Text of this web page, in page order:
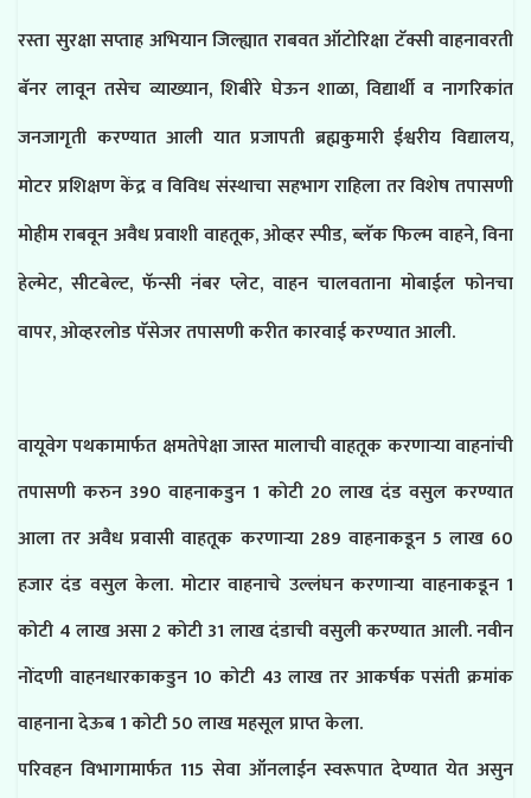
रस्ता सुरक्षा सप्ताह अभियान जिल्ह्यात राबवत ऑटोरिक्षा टॅक्सी वाहनावरती
बॅनर लावून तसेच व्याख्यान, शिबीरे घेऊन शाळा, विद्यार्थी व नागरिकांत
जनजागृती करण्यात आली यात प्रजापती ब्रह्मकुमारी ईश्वरीय विद्यालय,
मोटर प्रशिक्षण केंद्र व विविध संस्थाचा सहभाग राहिला तर विशेष तपासणी
मोहीम राबवून अवैध प्रवाशी वाहतूक, ओव्हर स्पीड, ब्लॅक फिल्म वाहने, विना
हेल्मेट, सीटबेल्ट, फॅन्सी नंबर प्लेट, वाहन चालवताना मोबाईल फोनचा
वापर, ओव्हरलोड पॅसेजर तपासणी करीत कारवाई करण्यात आली.
वायूवेग पथकामार्फत क्षमतेपेक्षा जास्त मालाची वाहतूक करणाऱ्या वाहनांची
तपासणी करुन 390 वाहनाकडुन 1 कोटी 20 लाख दंड वसुल करण्यात
आला तर अवैध प्रवासी वाहतूक करणाऱ्या 289 वाहनाकडून 5 लाख 60
हजार दंड वसुल केला. मोटार वाहनाचे उल्लंघन करणाऱ्या वाहनाकडून 1
कोटी 4 लाख असा 2 कोटी 31 लाख दंडाची वसुली करण्यात आली. नवीन
नोंदणी वाहनधारकाकडुन 10 कोटी 43 लाख तर आकर्षक पसंती क्रमांक
वाहनाना देऊब 1 कोटी 50 लाख महसूल प्राप्त केला.
परिवहन विभागामार्फत 115 सेवा ऑनलाईन स्वरूपात देण्यात येत असुन